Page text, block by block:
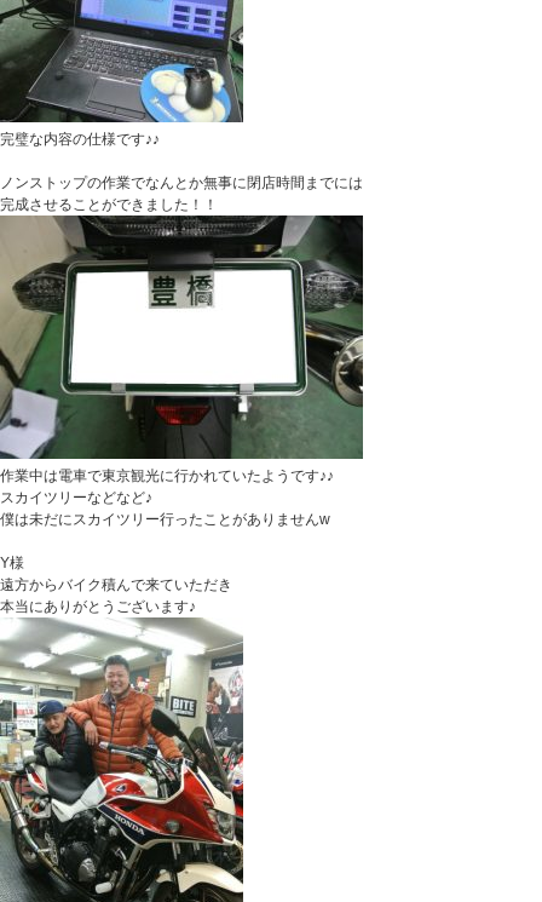
完璧な内容の仕様です♪♪
ノンストップの作業でなんとか無事に閉店時間までには
完成させることができました！！
作業中は電車で東京観光に行かれていたようです♪♪
スカイツリーなどなど♪
僕は未だにスカイツリー行ったことがありませんw
Y様
遠方からバイク積んで来ていただき
本当にありがとうございます♪